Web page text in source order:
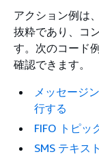
アクション例は
抜粋であり、コ
す。次のコード
確認できます。
メッセージ
行する
FIFO トピッ
SMS テキス